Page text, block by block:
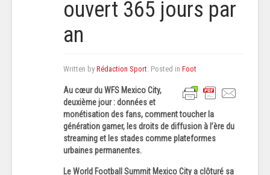
ouvert 365 jours par
an
Written by Rédaction Sport . Posted in Foot
Au cœur du WFS Mexico City,
deuxième jour : données et
monétisation des fans, comment toucher la
génération gamer, les droits de diffusion à l’ère du
streaming et les stades comme plateformes
urbaines permanentes.
Le World Football Summit Mexico City a clôturé sa